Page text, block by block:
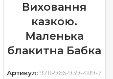
Виховання
казкою.
Маленька
блакитна Бабка
Артикул:978-966-939-489-7